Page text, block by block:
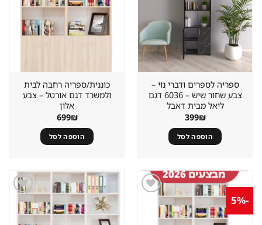
ספריה לספרים ודברי נוי –
צבע שחור שיש – 6036 דגם
ליאל מבית דאבל
399₪
הוספה לסל
במועדפים
כוננית/ספריה רחבה לבית
ולמשרד דגם אורטל – צבע
אלון
699₪
הוספה לסל
-5%
במועדפים
שמור
מוצר